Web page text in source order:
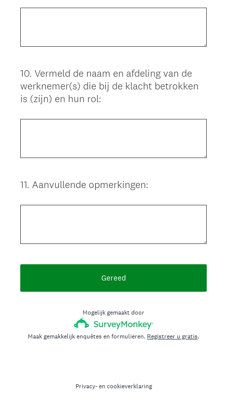
Question
Title
10. Vermeld de naam en afdeling van de
werknemer(s) die bij de klacht betrokken
is (zijn) en hun rol:
Question
11. Aanvullende opmerkingen:
Gereed
Mogelijk gemaakt door
Maak gemakkelijk enquêtes en formulieren. Registreer u gratis.
Privacy-en cookieverklaring